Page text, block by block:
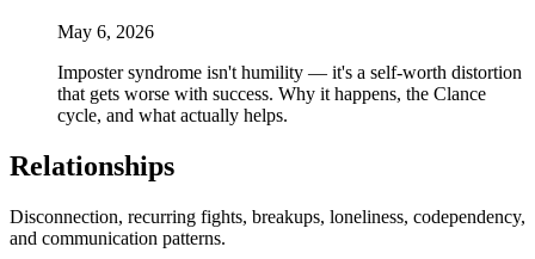
May 6, 2026
Imposter syndrome isn't humility — it's a self-worth distortion
that gets worse with success. Why it happens, the Clance
cycle, and what actually helps.
Relationships
Disconnection, recurring fights, breakups, loneliness, codependency,
and communication patterns.